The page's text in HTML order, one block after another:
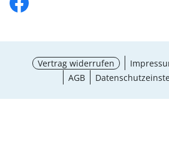
Vertrag widerrufen
AGB